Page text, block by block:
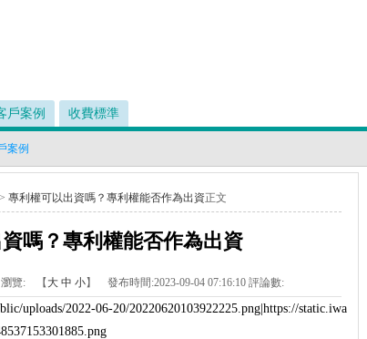
戶案例 收費標準
案例
> 專利權可以出資嗎？專利權能否作為出資正文
嗎？專利權能否作為出資
覽:【 大 中 小】 發布時間:2023-09-04 07:16:10評論數:
uploads/2022-06-20/20220620103922225.png|https://static.iwa